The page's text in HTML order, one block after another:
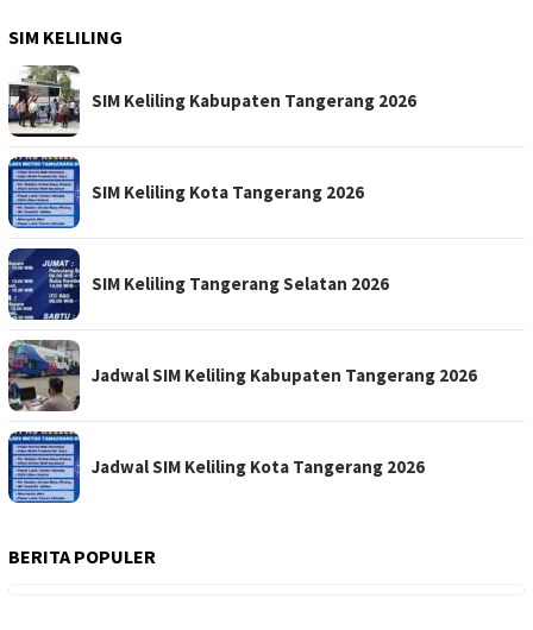
SIM KELILING
SIM Keliling Kabupaten Tangerang 2026
SIM Keliling Kota Tangerang 2026
SIM Keliling Tangerang Selatan 2026
Jadwal SIM Keliling Kabupaten Tangerang 2026
Jadwal SIM Keliling Kota Tangerang 2026
BERITA POPULER